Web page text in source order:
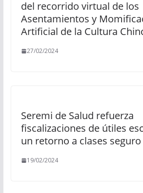
del recorrido virtual de los
Asentamientos y
Artificial de la Cultura
27/02/2024
Seremi de Salud refuerza
fiscalizaciones de útiles
un retorno a clases seguro
19/02/2024